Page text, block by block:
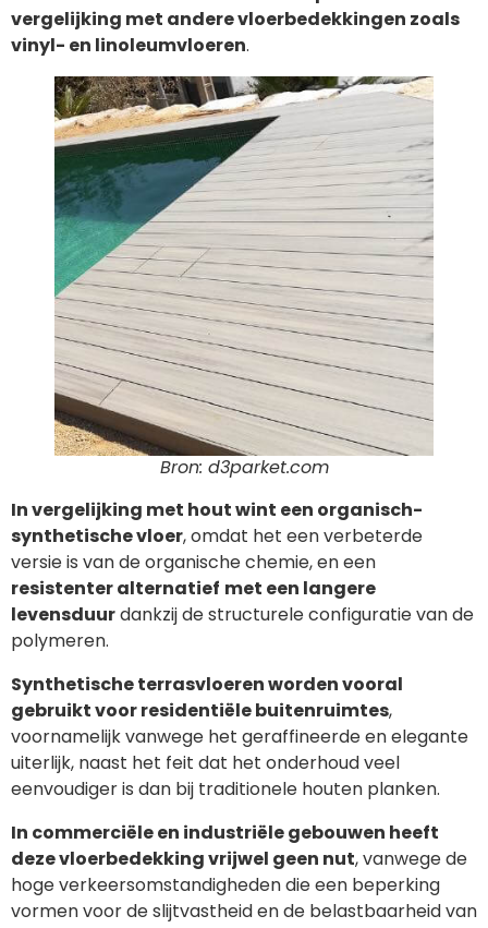
vergelijking met andere vloerbedekkingen zoals
vinyl- en linoleumvloeren.
Bron: d3parket.com
In vergelijking met hout wint een organisch-
synthetische vloer, omdat het een verbeterde
versie is van de organische chemie, en een
resistenter alternatief met een langere
levensduurdankzij de structurele configuratie van de
polymeren.
Synthetische terrasvloeren worden vooral
gebruikt voor residentiële buitenruimtes,
voornamelijk vanwege het geraffineerde en elegante
uiterlijk, naast het feit dat het onderhoud veel
eenvoudiger is dan bij traditionele houten planken.
In commerciële en industriële gebouwen heeft
deze vloerbedekking vrijwel geen nut, vanwege de
hoge verkeersomstandigheden die een beperking
vormen voor de slijtvastheid en de belastbaarheid van